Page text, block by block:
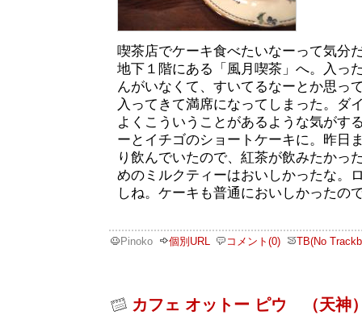
喫茶店でケーキ食べたいなーって気分
地下１階にある「風月喫茶」へ。入っ
んがいなくて、すいてるなーとか思っ
入ってきて満席になってしまった。ダ
よくこういうことがあるような気がす
ーとイチゴのショートケーキに。昨日
り飲んでいたので、紅茶が飲みたかっ
めのミルクティーはおいしかったな。
しね。ケーキも普通においしかったの
Pinoko 個別URL コメント(0) TB(No
カフェ オットー ピウ （天神